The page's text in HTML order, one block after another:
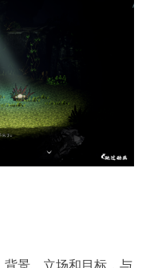
景、立场和目标，与